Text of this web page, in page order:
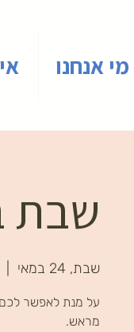
מי אנחנו
שבת
שבת, 24 במאי
על מנת לאפשר לכם